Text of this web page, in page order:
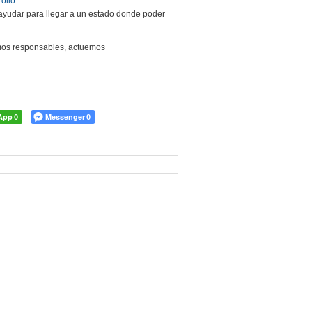
para llegar a un estado donde poder
responsables, actuemos
0 Messenger0